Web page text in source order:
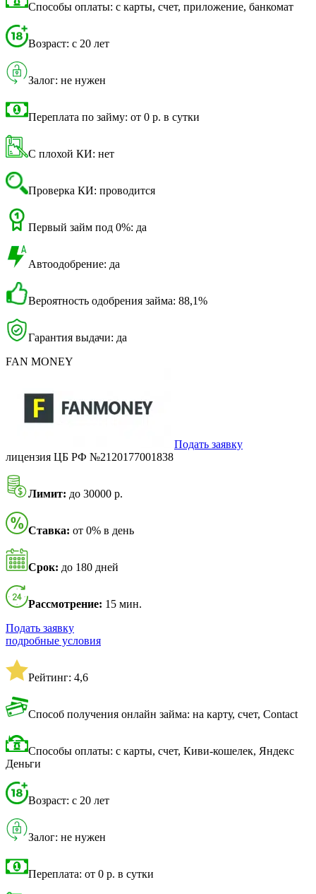
Способы оплаты: с карты, счет, приложение, банкомат
Возраст: с 20 лет
Залог: не нужен
Переплата по займу: от 0 р. в сутки
С плохой КИ: нет
Проверка КИ: проводится
Первый займ под 0%: да
Автоодобрение: да
Вероятность одобрения займа: 88,1%
Гарантия выдачи: да
FAN MONEY
Подать заявку
лицензия ЦБ РФ №2120177001838
Лимит: до 30000 р.
Ставка: от 0% в день
Срок: до 180 дней
Рассмотрение: 15 мин.
Подать заявку
подробные условия
Рейтинг: 4,6
Способ получения онлайн займа: на карту, счет, Contact
Способы оплаты: с карты, счет, Киви-кошелек, Яндекс
Деньги
Возраст: с 20 лет
Залог: не нужен
Переплата: от 0 р. в сутки